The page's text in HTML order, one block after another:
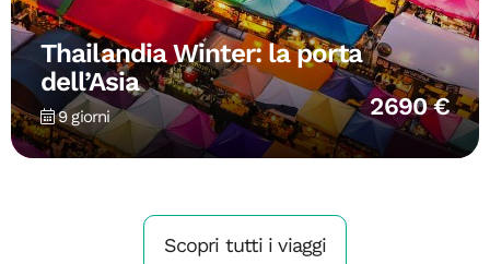
Thailandia Winter: la porta
dell’Asia
9 giorni 2690 €
Scopri tutti i viaggi